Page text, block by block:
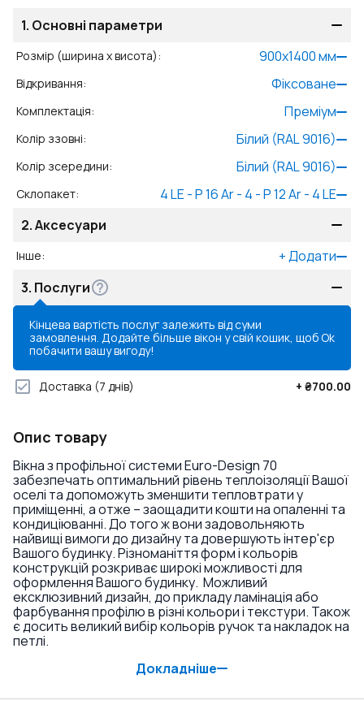
1. Основні параметри
Розмір (ширина x висота): 900x1400мм
Відкривання: Фіксоване
Комплектація: Преміум
Колір ззовні: Білий (RAL 9016)
Колір зсередини: Білий (RAL 9016)
Склопакет:
4 LE - P 16 Ar - 4 - P 12 Ar - 4 LE
2.Аксесуари
Інше: +Додати
3. Послуги
Кінцева вартість послуг залежить від суми
замовлення. Додайте більше вікон у свій кошик, щоб
побачити вашу вигоду!
Ok
Доставка (7 днів) + ₴700.00
Опис товару
Вікна з профільної системи Euro-Design 70
забезпечать оптимальний рівень теплоізоляції Вашої
оселі та допоможуть зменшити тепловтрати у
приміщенні, а отже – заощадити кошти на опаленні та
кондиціюванні. До того ж вони задовольняють
найвищі вимоги до дизайну та довершують інтер'єр
Вашого будинку. Різноманіття форм і кольорів
конструкцій розкриває широкі можливості для
оформлення Вашого будинку. Можливий
ексклюзивний дизайн, до прикладу ламінація або
фарбування профілю в різні кольори і текстури. Також
є досить великий вибір кольорів ручок та накладок на
петлі.
Докладніше